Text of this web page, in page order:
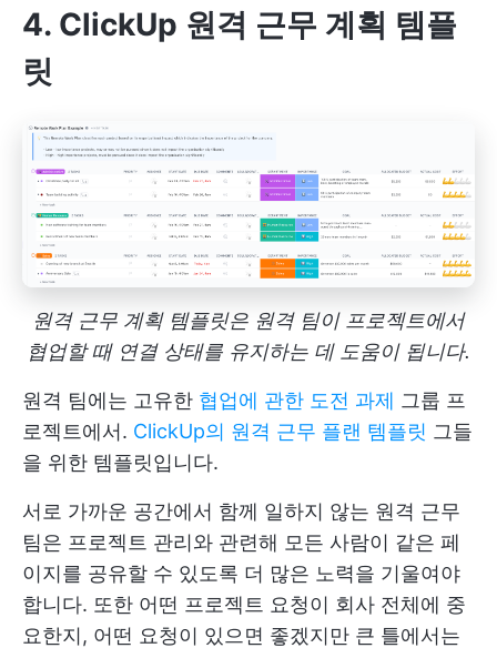
4. ClickUp 원격 근무 계획 템플
릿
원격 근무 계획 템플릿은 원격 팀이 프로젝트에서
협업할 때 연결 상태를 유지하는 데 도움이 됩니다.
원격 팀에는 고유한 협업에 관한 도전 과제 그룹 프
로젝트에서. ClickUp의 원격 근무 플랜 템플릿 그들
을 위한 템플릿입니다.
서로 가까운 공간에서 함께 일하지 않는 원격 근무
팀은 프로젝트 관리와 관련해 모든 사람이 같은 페
이지를 공유할 수 있도록 더 많은 노력을 기울여야
합니다. 또한 어떤 프로젝트 요청이 회사 전체에 중
요한지, 어떤 요청이 있으면 좋겠지만 큰 틀에서는